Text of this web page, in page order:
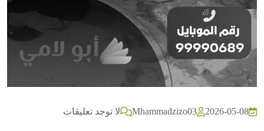
2026-05-08
Mhammadzizo03 لا توجد تعليقات